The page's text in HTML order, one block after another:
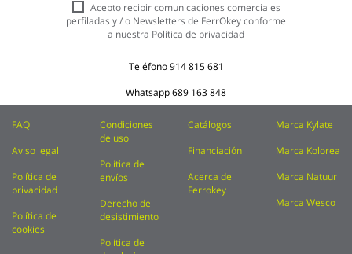
boletín
de
Acepto recibir comunicaciones comerciales
perfiladas y / o Newsletters de FerrOkey conforme
a nuestra Política de privacidad
Teléfono914 815 681
Whatsapp689 163 848
FAQ
Aviso legal
Política de
privacidad
Política de
cookies
Condiciones
de uso
Política de
envíos
Derecho de
desistimiento
Política de
Catálogos
Financiación
Acerca de
Ferrokey
Marca Kylate
Marca Kolorea
Marca Natuur
Marca Wesco